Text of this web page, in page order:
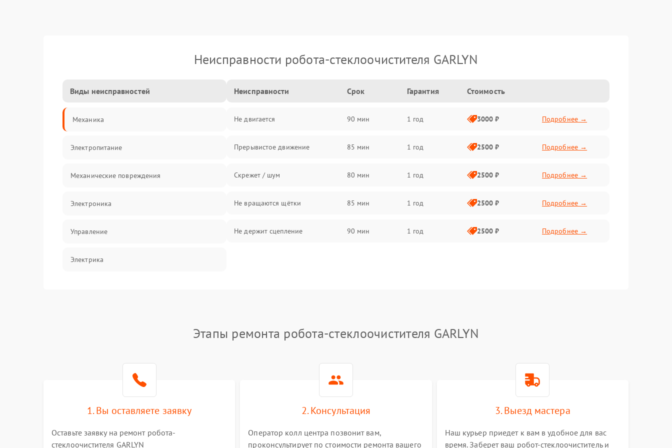
Неисправности робота-стеклоочистителя GARLYN
Виды неисправностей
Механика
Электропитание
Механические повреждения
Электроника
Управление
Электрика
Неисправности Срок Гарантия Стоимость
Не двигается 90 мин 1 год 3000 ₽ Подробнее →
Прерывистое движение 85 мин 1 год 2500 ₽ Подробнее →
Скрежет / шум 80 мин 1 год 2500 ₽ Подробнее →
Не вращаются щётки 85 мин 1 год 2500 ₽ Подробнее →
Не держит сцепление 90 мин 1 год 2500 ₽ Подробнее →
Этапы ремонта робота-стеклоочистителя GARLYN
1. Вы оставляете заявку
Оставьте заявку на ремонт робота-
стеклоочистителя GARLYN
2. Консультация
Оператор колл центра позвонит вам,
проконсультирует по стоимости ремонта вашего
3. Выезд мастера
Наш курьер приедет к вам в удобное для вас
время. Заберет ваш робот-стеклоочиститель и